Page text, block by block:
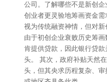
公司。了解哪些不是新创
创业者更灵验地筹画资金
视为传统融资神情，但对新
由于初创企业衰败历史筹
肯提供贷款，因此银行贷
头。 其次，政府补贴天然
头，但其央求历程复杂、